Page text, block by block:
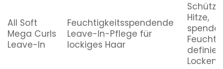
All Soft
Mega Curls
Leave-In
Feuchtigkeitsspendende
Leave-In-Pflege für
lockiges Haar
Schützt
Hitze,
spendet
definiert
Locken